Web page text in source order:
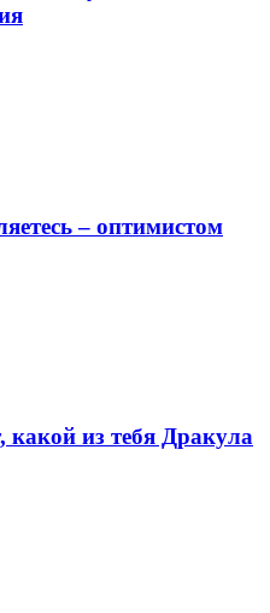
– оптимистом
какой из тебя Дракула